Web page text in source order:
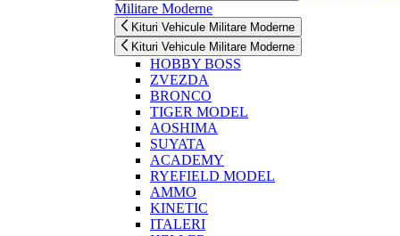
Militare Moderne
Kituri Vehicule Militare Moderne
Kituri Vehicule Militare Moderne
HOBBY BOSS
ZVEZDA
BRONCO
TIGER MODEL
AOSHIMA
SUYATA
ACADEMY
RYEFIELD MODEL
AMMO
KINETIC
ITALERI